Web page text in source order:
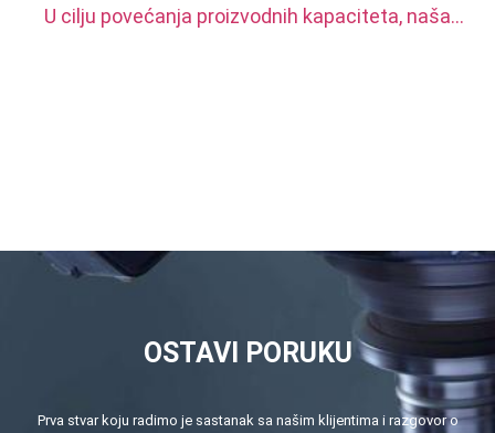
U cilju povećanja proizvodnih kapaciteta, naša
OSTAVI PORUKU
Prva stvar koju radimo je sastanak sa našim klijentima i razgovor o